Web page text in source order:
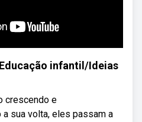
infantil/Ideias
crescendo e
sua volta, eles passam a